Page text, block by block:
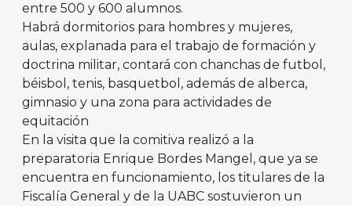
entre 500 y 600 alumnos.
Habrá dormitorios para hombres y mujeres,
aulas, explanada para el trabajo de formación y
doctrina militar, contará con chanchas de futbol,
béisbol, tenis, basquetbol, además de alberca,
gimnasio y una zona para actividades de
equitación
En la visita que la comitiva realizó a la
preparatoria Enrique Bordes Mangel, que ya se
encuentra en funcionamiento, los titulares de la
Fiscalía General y de la UABC sostuvieron un